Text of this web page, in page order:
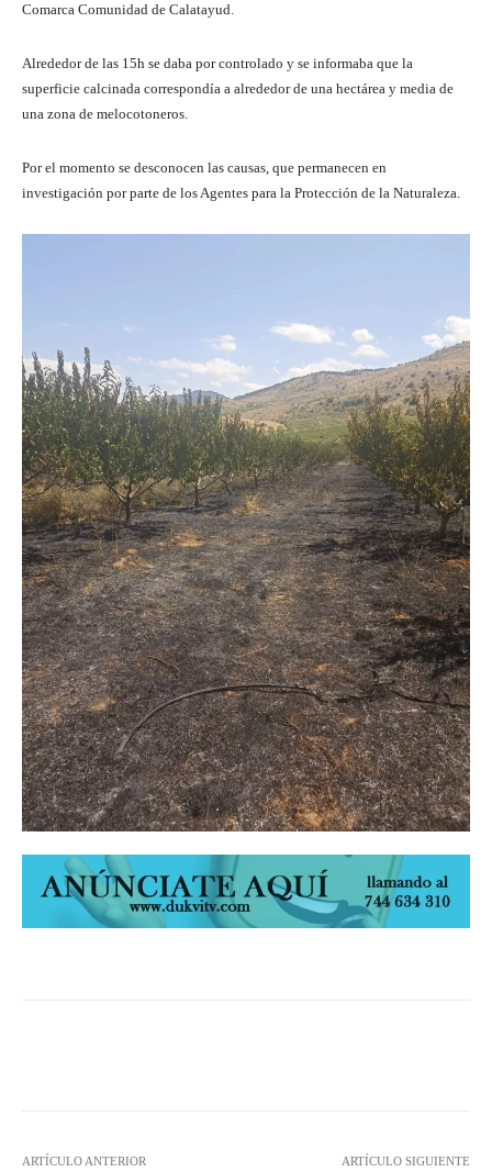
Comarca Comunidad de Calatayud.
Alrededor de las 15h se daba por controlado y se informaba que la
superficie calcinada correspondía a alrededor de una hectárea y media de
una zona de melocotoneros.
Por el momento se desconocen las causas, que permanecen en
investigación por parte de los Agentes para la Protección de la Naturaleza.
ARTÍCULO ANTERIOR ARTÍCULO SIGUIENTE